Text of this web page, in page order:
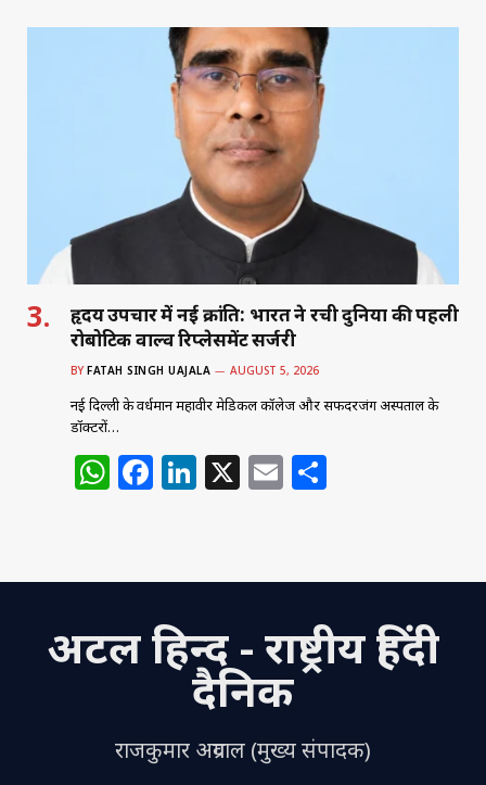
at c
e
b
o
k
k
e
dI
n
ai
l
ar
e
हृदय उपचार में नई क्रांति: भारत ने रची दुनिया की पहली
रोबोटिक वाल्व रिप्लेसमेंट सर्जरी
BY FATAH SINGH UAJALA AUGUST 5, 2026
नई दिल्ली के वर्धमान महावीर मेडिकल कॉलेज और सफदरजंग अस्पताल के
डॉक्टरों…
W
s
p
p
F
e
o
o
Li
e
n
X E
l e
अटल हिन्द - राष्ट्रीय हिंदी
दैनिक
राजकुमार अग्रवाल (मुख्य संपादक)